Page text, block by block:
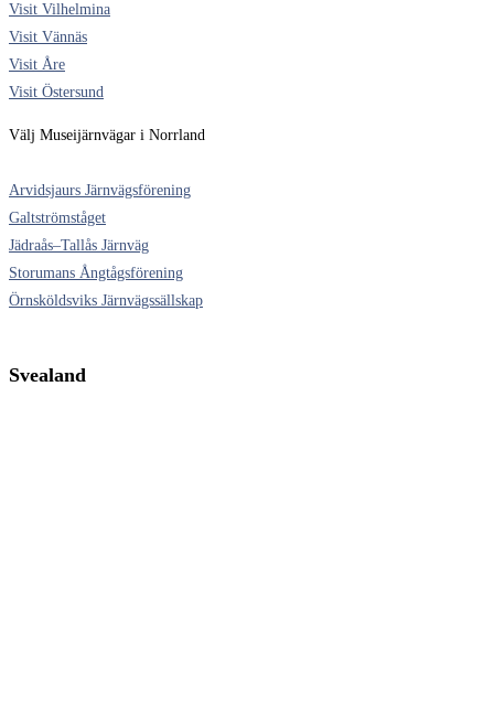
Visit Vilhelmina
Visit Vännäs
Visit Åre
Visit Östersund
Välj Museijärnvägar i Norrland
Arvidsjaurs Järnvägsförening
Galtströmståget
Jädraås–Tallås Järnväg
Storumans Ångtågsförening
Örnsköldsviks Järnvägssällskap
Svealand